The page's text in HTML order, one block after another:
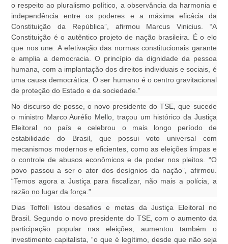
o respeito ao pluralismo político, a observância da harmonia e
independência entre os poderes e a máxima eficácia da
Constituição da República”, afirmou Marcus Vinicius. “A
Constituição é o autêntico projeto de nação brasileira. É o elo
que nos une. A efetivação das normas constitucionais garante
e amplia a democracia. O princípio da dignidade da pessoa
humana, com a implantação dos direitos individuais e sociais, é
uma causa democrática. O ser humano é o centro gravitacional
de proteção do Estado e da sociedade.”
No discurso de posse, o novo presidente do TSE, que sucede
o ministro Marco Aurélio Mello, traçou um histórico da Justiça
Eleitoral no país e celebrou o mais longo período de
estabilidade do Brasil, que possui voto universal com
mecanismos modernos e eficientes, como as eleições limpas e
o controle de abusos econômicos e de poder nos pleitos. “O
povo passou a ser o ator dos desígnios da nação”, afirmou.
“Temos agora a Justiça para fiscalizar, não mais a polícia, a
razão no lugar da força.”
Dias Toffoli listou desafios e metas da Justiça Eleitoral no
Brasil. Segundo o novo presidente do TSE, com o aumento da
participação popular nas eleições, aumentou também o
investimento capitalista, “o que é legítimo, desde que não seja